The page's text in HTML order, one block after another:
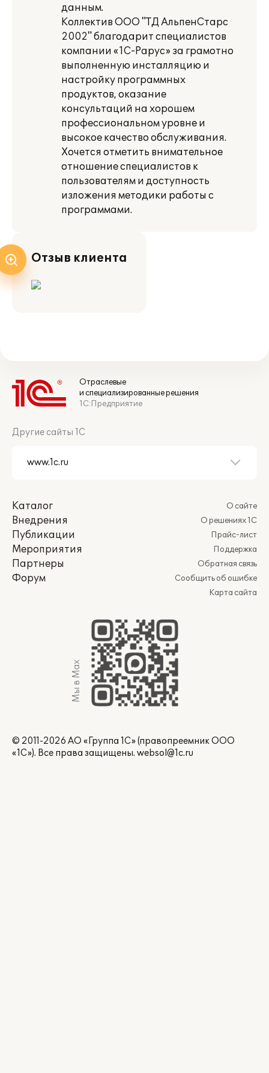
данным.
Коллектив ООО "ТД АльпенСтарс
2002" благодарит специалистов
компании «1С-Рарус» за грамотно
выполненную инсталляцию и
настройку программных
продуктов, оказание
консультаций на хорошем
профессиональном уровне и
высокое качество обслуживания.
Хочется отметить внимательное
отношение специалистов к
пользователям и доступность
изложения методики работы с
программами.
Отзыв клиента
Отраслевые
и специализированные решения
1С:Предприятие
Другие сайты 1С
Каталог
Внедрения
Публикации
Мероприятия
Партнеры
Форум
О сайте
О решениях 1С
Прайс-лист
Поддержка
Обратная связь
Сообщить об ошибке
Карта сайта
Мы в Max
© 2011-2026 АО «Группа 1С» (правопреемник ООО
«1С»). Все права защищены. websol@1c.ru